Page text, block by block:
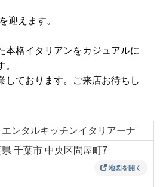
迎えます。
本格イタリアンをカジュアルに
しております。ご来店お待ちし
エンタルキッチンイタリアーナ
千葉市 中央区問屋町7
地図を開く